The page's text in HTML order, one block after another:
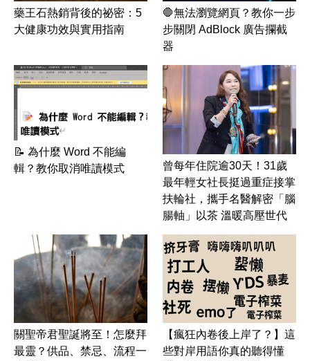
藥王石熱銷背後的祕密：5
大健康功效與實用指南
🛑無法瀏覽網頁？教你一步
步關閉 AdBlock 廣告攔截
器
📝 為什麼 Word 不能編
輯？教你取消唯讀模式
曾每年住院逾30天！31歲
最年輕女社長挺過重症接掌
扶輪社，攜手名醫解密「腦
腸軸」以茶 溫暖高壓世代
關聖帝君聖誕將至！怎麼拜
最靈？供品、禁忌、流程一
【瘋狂內卷後上岸了？】這
些對岸用語你真的聽得懂